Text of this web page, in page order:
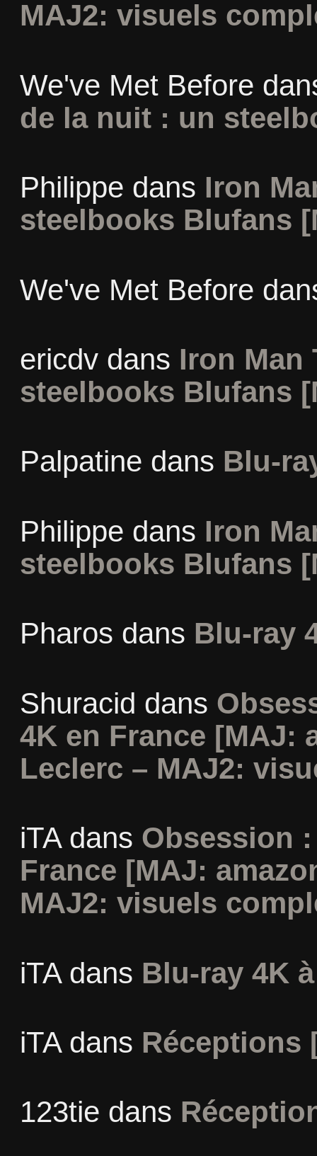
MAJ2: visuels
We've Met Before
de la nuit : un
Philippe dans Iron
steelbooks Blufans
We've Met Before
ericdvdans Iron Man
steelbooks Blufans
Palpatine dans Blu-
Philippe dans Iron
steelbooks Blufans
Pharos dans Blu-ray
Shuracid dans
4K en France [MAJ:
Leclerc – MAJ2:
iTAdans Obsession
France [MAJ:
MAJ2: visuels
iTAdans Blu-ray 4K
iTAdans Réceptions
123tie dans